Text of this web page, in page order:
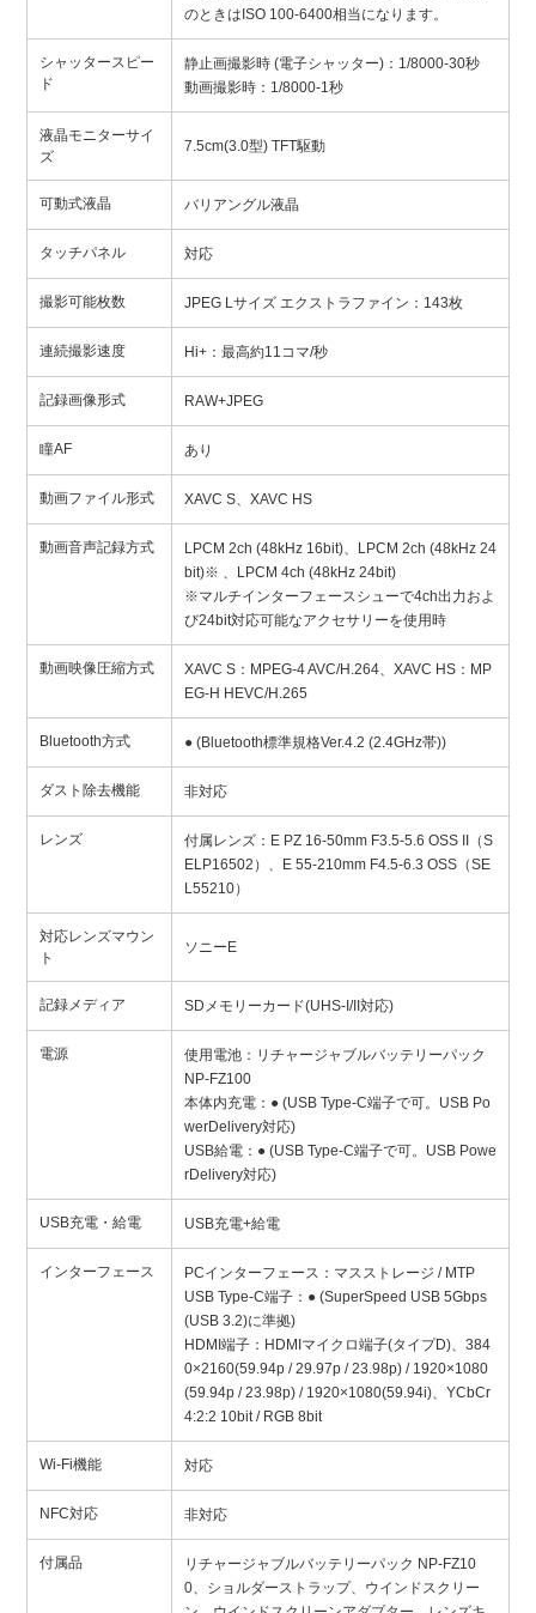
のときはISO 100-6400相当になります。
シャッタースピー
ド
静止画撮影時 (電子シャッター)：1/8000-30秒
動画撮影時：1/8000-1秒
液晶モニターサイ
ズ
7.5cm(3.0型) TFT駆動
可動式液晶 バリアングル液晶
タッチパネル 対応
撮影可能枚数 JPEG Lサイズ エクストラファイン：143枚
連続撮影速度 Hi+：最高約11コマ/秒
記録画像形式 RAW+JPEG
瞳AF あり
動画ファイル形式 XAVC S、XAVC HS
動画音声記録方式
LPCM 2ch (48kHz 16bit)、LPCM 2ch (48kHz 24
bit)※ 、LPCM 4ch (48kHz 24bit)
※マルチインターフェースシューで4ch出力およ
び24bit対応可能なアクセサリーを使用時
動画映像圧縮方式
XAVC S：MPEG-4 AVC/H.264、XAVC HS：MP
EG-H HEVC/H.265
Bluetooth方式 ● (Bluetooth標準規格Ver.4.2 (2.4GHz帯))
ダスト除去機能 非対応
レンズ
付属レンズ：E PZ 16-50mm F3.5-5.6 OSS II（S
ELP16502）、E 55-210mm F4.5-6.3 OSS（SE
L55210）
対応レンズマウン
ト
ソニーE
記録メディア SDメモリーカード(UHS-I/II対応)
電源
使用電池：リチャージャブルバッテリーパック
NP-FZ100
本体内充電：● (USB Type-C端子で可。USB Po
werDelivery対応)
USB給電：● (USB Type-C端子で可。USB Powe
rDelivery対応)
USB充電・給電 USB充電+給電
インターフェース
PCインターフェース：マスストレージ / MTP
USB Type-C端子：● (SuperSpeed USB 5Gbps
(USB 3.2)に準拠)
HDMI端子：HDMIマイクロ端子(タイプD)、384
0×2160(59.94p / 29.97p / 23.98p) / 1920×1080
(59.94p / 23.98p) / 1920×1080(59.94i)、YCbCr
4:2:2 10bit / RGB 8bit
Wi-Fi機能 対応
NFC対応 非対応
付属品
リチャージャブルバッテリーパック NP-FZ10
0、ショルダーストラップ、ウインドスクリー